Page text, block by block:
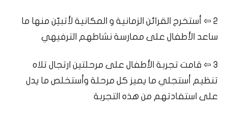
2 ⇦ أستخرج القرائن الزمانية و المكانية لأتبيّن منها ما
ساعد الأطفال على ممارسة نشاطهم الترفيهي
3 ⇦ قامت تجربة الأطفال على مرحلتين ارتجال تلاه
تنظيم أستجلي ما يميز كل مرحلة وأستخلص ما يدل
على استفادتهم من هذه التجربة